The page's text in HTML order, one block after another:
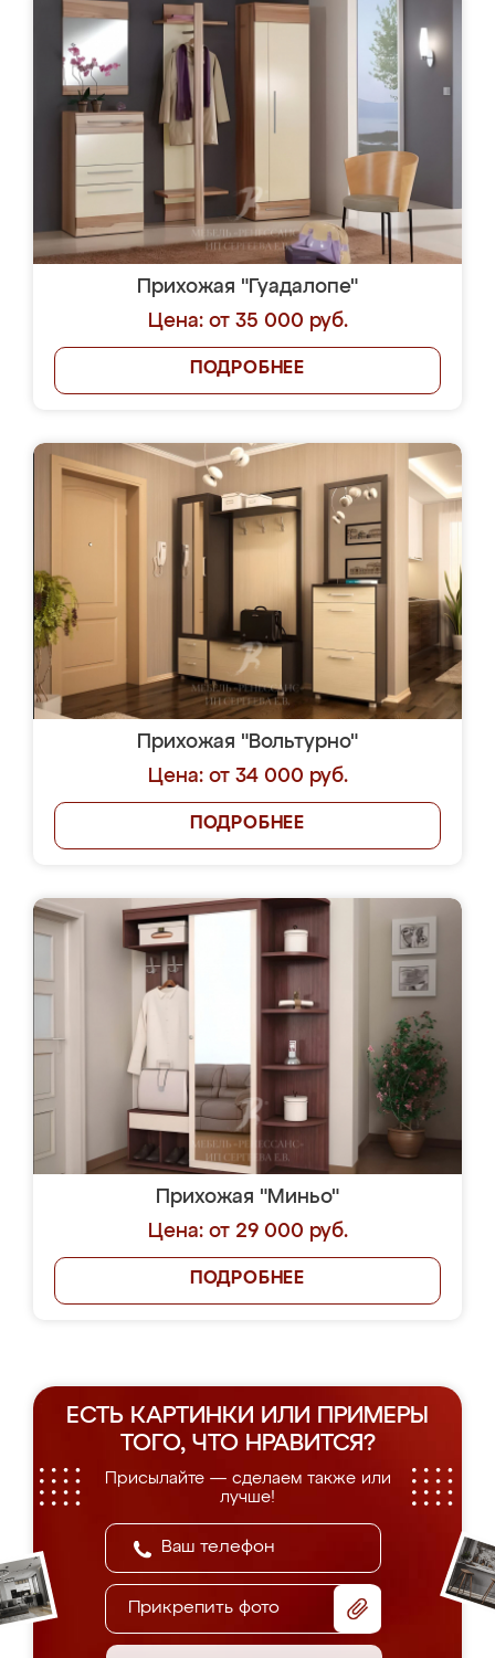
Прихожая "Гуадалопе"
Цена: от 35 000 руб.
ПОДРОБНЕЕ
Прихожая "Вольтурно"
Цена: от 34 000 руб.
ПОДРОБНЕЕ
Прихожая "Миньо"
Цена: от 29 000 руб.
ПОДРОБНЕЕ
ЕСТЬ КАРТИНКИ ИЛИ ПРИМЕРЫ
ТОГО, ЧТО НРАВИТСЯ?
Присылайте — сделаем также или
лучше!
Прикрепить фото